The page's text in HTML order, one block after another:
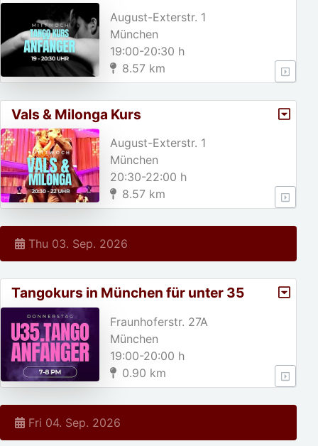
München
August-Exterstr. 1
München
19:00-20:30 h
8.57 km
Vals & Milonga Kurs
August-Exterstr. 1
München
20:30-22:00 h
8.57 km
Thu 03. Sep. 2026
Tangokurs in München für unter 35
jährige!
Fraunhoferstr. 27A
München
19:00-20:00 h
0.90 km
Fri 04. Sep. 2026